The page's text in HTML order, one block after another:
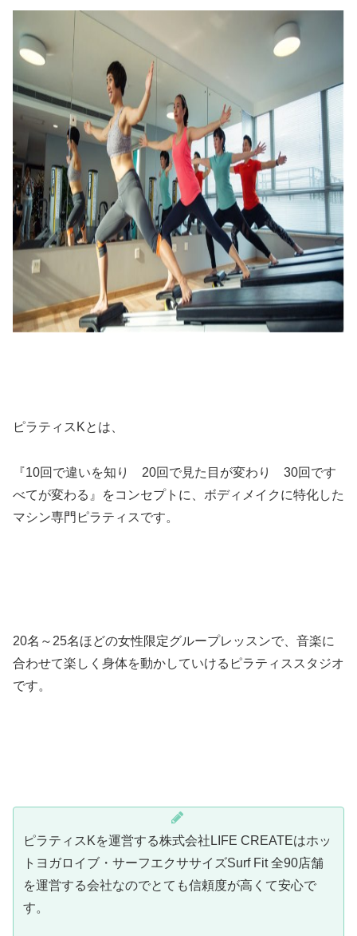
ピラティスKとは、
『10回で違いを知り 20回で見た目が変わり 30回です
べてが変わる』をコンセプトに、ボディメイクに特化した
マシン専門ピラティスです。
20名～25名ほどの女性限定グループレッスンで、音楽に
合わせて楽しく身体を動かしていけるピラティススタジオ
です。
ピラティスKを運営する株式会社LIFE CREATEはホッ
トヨガロイブ・サーフエクササイズSurf Fit 全90店舗
を運営する会社なのでとても信頼度が高くて安心で
す。